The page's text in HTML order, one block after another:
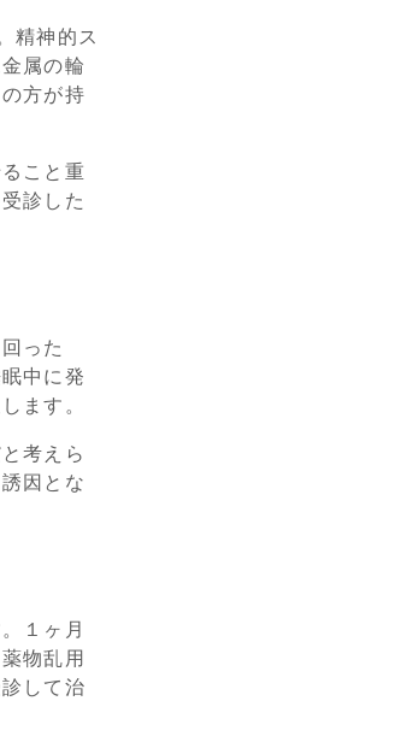
精神的ス
属の輪
方が持
こと重
診した
った
中に発
ます。
考えら
因とな
１ヶ月
物乱用
して治